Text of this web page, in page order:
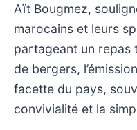
Aït Bougmez,
marocains et leurs
partageant un repas
de bergers,
facette du pays,
convivialité et la